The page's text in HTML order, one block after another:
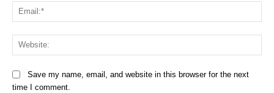
Save my name, email, and website in this browser for the next
time I comment.